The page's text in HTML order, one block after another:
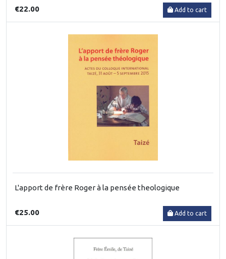
€22.00 Add to cart
L'apport de frère Roger à la pensée theologique
€25.00 Add to cart